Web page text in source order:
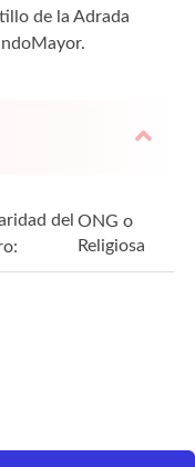
de la Adrada
del ONG o
Religiosa